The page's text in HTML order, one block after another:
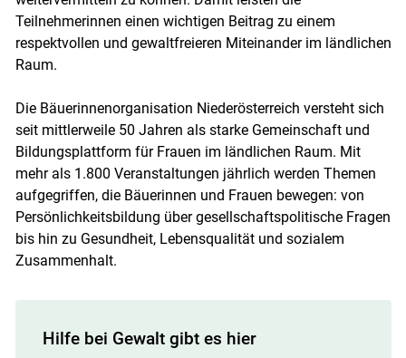
Teilnehmerinnen einen wichtigen Beitrag zu einem
respektvollen und gewaltfreieren Miteinander im ländlichen
Raum.
Die Bäuerinnenorganisation Niederösterreich versteht sich
seit mittlerweile 50 Jahren als starke Gemeinschaft und
Bildungsplattform für Frauen im ländlichen Raum. Mit
mehr als 1.800 Veranstaltungen jährlich werden Themen
aufgegriffen, die Bäuerinnen und Frauen bewegen: von
Persönlichkeitsbildung über gesellschaftspolitische Fragen
bis hin zu Gesundheit, Lebensqualität und sozialem
Zusammenhalt.
Hilfe bei Gewalt gibt es hier